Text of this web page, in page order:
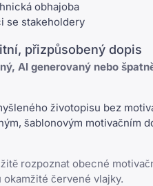
obhajoba
se stakeholdery
přizpůsobený dopis
AI generovaný nebo
životopisu bez
šablonovým motivačním
rozpoznat obecné
červené vlajky.